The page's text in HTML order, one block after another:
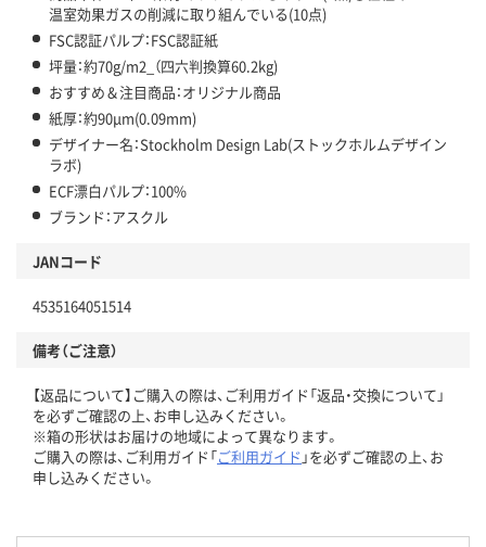
温室効果ガスの削減に取り組んでいる(10点)
FSC認証パルプ：FSC認証紙
坪量：約70g/m2_（四六判換算60.2kg)
おすすめ＆注目商品：オリジナル商品
紙厚：約90μm(0.09mm)
デザイナー名：Stockholm Design Lab(ストックホルムデザイン
ラボ)
ECF漂白パルプ：100%
ブランド：アスクル
JANコード
4535164051514
備考（ご注意）
【返品について】ご購入の際は、ご利用ガイド「返品・交換について」
を必ずご確認の上、お申し込みください。
※箱の形状はお届けの地域によって異なります。
ご購入の際は、ご利用ガイド「ご利用ガイド 」を必ずご確認の上、お
申し込みください。